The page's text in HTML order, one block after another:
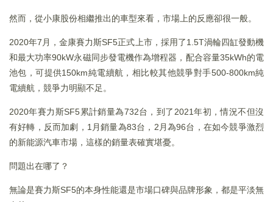
然而，從小康股份相繼推出的車型來看，市場上的反應卻很一般。
2020年7月，金康賽力斯SF5正式上市，採用了1.5T渦輪四缸發動機
和最大功率90kW永磁同步發電機作為增程器，配合容量35kWh的電
池包，可提供150km純電續航，相比較其他競爭對手500-800km純
電續航，競爭力明顯不足。
2020年賽力斯SF5累計銷量為732台，到了2021年初，情況不但沒
有好轉，反而加劇，1月銷量為83台，2月為96台，在如今競爭激烈
的新能源汽車市場，這樣的銷量表確實堪憂。
問題出在哪了？
無論是賽力斯SF5的本身性能還是市場口碑與品牌形象，都是平淡無